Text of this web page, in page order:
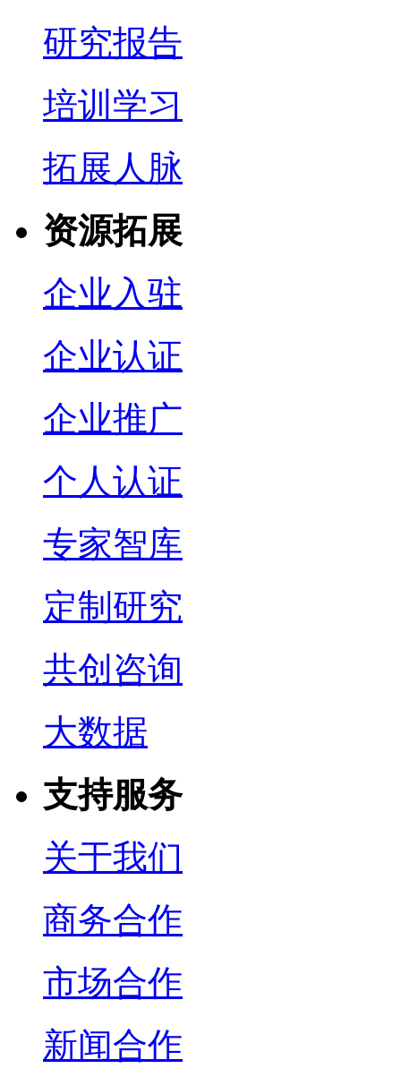
研究报告
培训学习
拓展人脉
资源拓展
企业入驻
企业认证
企业推广
个人认证
专家智库
定制研究
共创咨询
大数据
支持服务
关于我们
商务合作
市场合作
新闻合作